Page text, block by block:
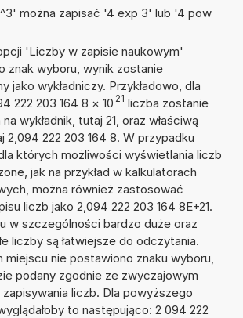
można zapisać '4 exp 3' lub '4 pow
'Liczby w zapisie naukowym'
znak wyboru, wynik zostanie
jako wykładniczy. Przykładowo, dla
222 203 164 8 × 10 21 liczba zostanie
wykładnik, tutaj 21, oraz właściwą
2,094 222 203 164 8. W przypadku
których możliwości wyświetlania liczb
jak na przykład w kalkulatorach
można również zastosować
liczb jako 2,094 222 203 164 8E+21.
w szczególności bardzo duże oraz
liczby są łatwiejsze do odczytania.
miejscu nie postawiono znaku wyboru,
podany zgodnie ze zwyczajowym
liczb. Dla powyższego
to następująco: 2 094 222